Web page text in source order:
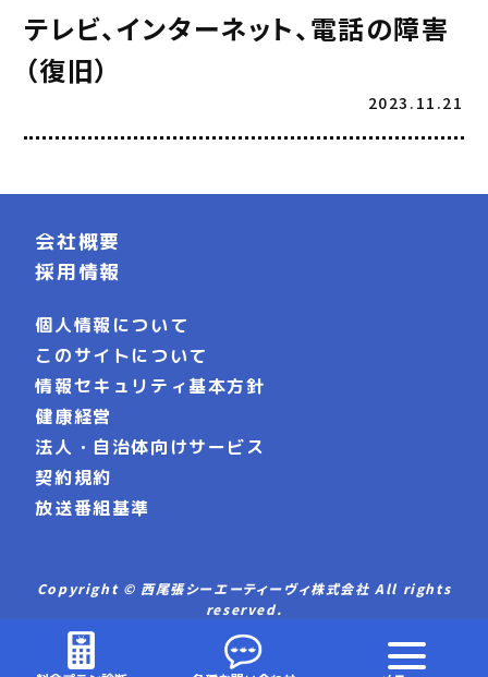
テレビ、インターネット、電話の障害
（復旧）
2023.11.21
会社概要
採用情報
個人情報について
このサイトについて
情報セキュリティ基本方針
健康経営
法人・自治体向けサービス
契約規約
放送番組基準
Copyright © 西尾張シーエーティーヴィ株式会社 All rights
reserved.